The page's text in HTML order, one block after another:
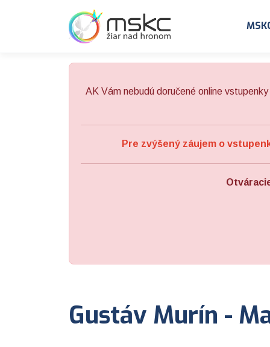
AK Vám nebudú doručené online
Pre zvýšený záujem o
Gustáv Murín -